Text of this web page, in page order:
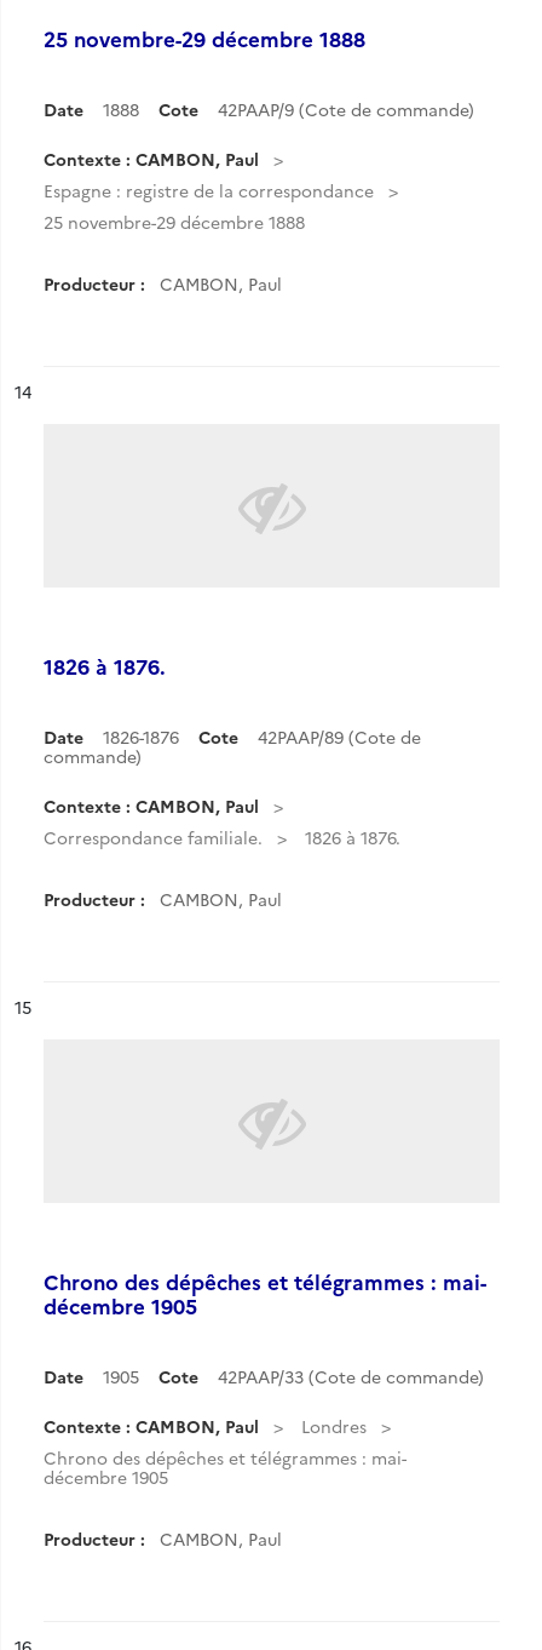
25 novembre-29 décembre 1888
Date 1888 Cote 42PAAP/9 (Cote de commande)
Contexte : CAMBON, Paul
Espagne : registre de la correspondance
25 novembre-29 décembre 1888
Producteur : CAMBON, Paul
n°
14
1826 à 1876.
Date 1826-1876 Cote
42PAAP/89 (Cote de
commande)
Contexte : CAMBON, Paul
Correspondance familiale.
1826 à 1876.
Producteur : CAMBON, Paul
n°
15
Chrono des dépêches et télégrammes : mai-
décembre 1905
Date 1905 Cote 42PAAP/33 (Cote de commande)
Contexte : CAMBON, Paul
Londres
Chrono des dépêches et télégrammes : mai-
décembre 1905
Producteur : CAMBON, Paul
n°